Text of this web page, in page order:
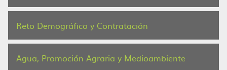
Reto Demográfico y Contratación
Agua, Promoción Agraria y Medioambiente